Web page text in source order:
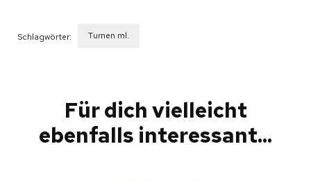
Schlagwörter: Turnen ml.
Für dich vielleicht
ebenfalls interessant...